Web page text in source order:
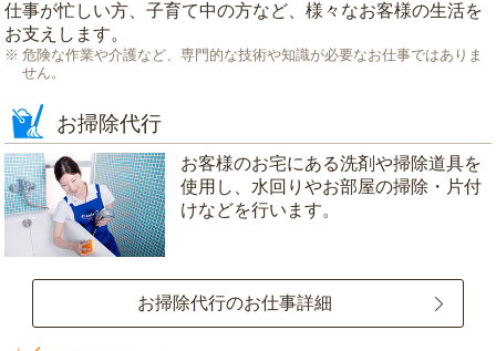
仕事が忙しい方、子育て中の方など、様々なお客様の生活を
お支えします。
危険な作業や介護など、専門的な技術や知識が必要なお仕事ではありま
せん。
お掃除代行
お客様のお宅にある洗剤や掃除道具を
使用し、水回りやお部屋の掃除・片付
けなどを行います。
お掃除代行のお仕事詳細